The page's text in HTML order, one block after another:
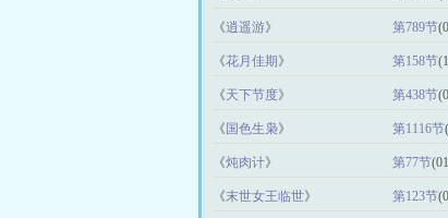
《逍遥游》 第789节
《花月佳期 》 第158节
《天下节度》 第438节
《 国色生枭》 第1116节
《炖肉计》 第77节
《末世女王临世》 第123节